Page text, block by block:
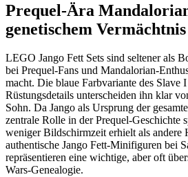
Prequel-Ära
genetischem Vermächtnis
LEGO Jango Fett Sets sind seltener als
bei Prequel-Fans und Mandalorian-
macht. Die blaue Farbvariante des Slave
Rüstungsdetails unterscheiden ihn klar
Sohn. Da Jango als Ursprung der
zentrale Rolle in der Prequel-Geschichte
weniger Bildschirmzeit erhielt als andere
authentische Jango Fett-Minifiguren bei
repräsentieren eine wichtige, aber oft
Wars-Genealogie.